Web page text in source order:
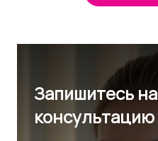
Запишитесь на
консультацию